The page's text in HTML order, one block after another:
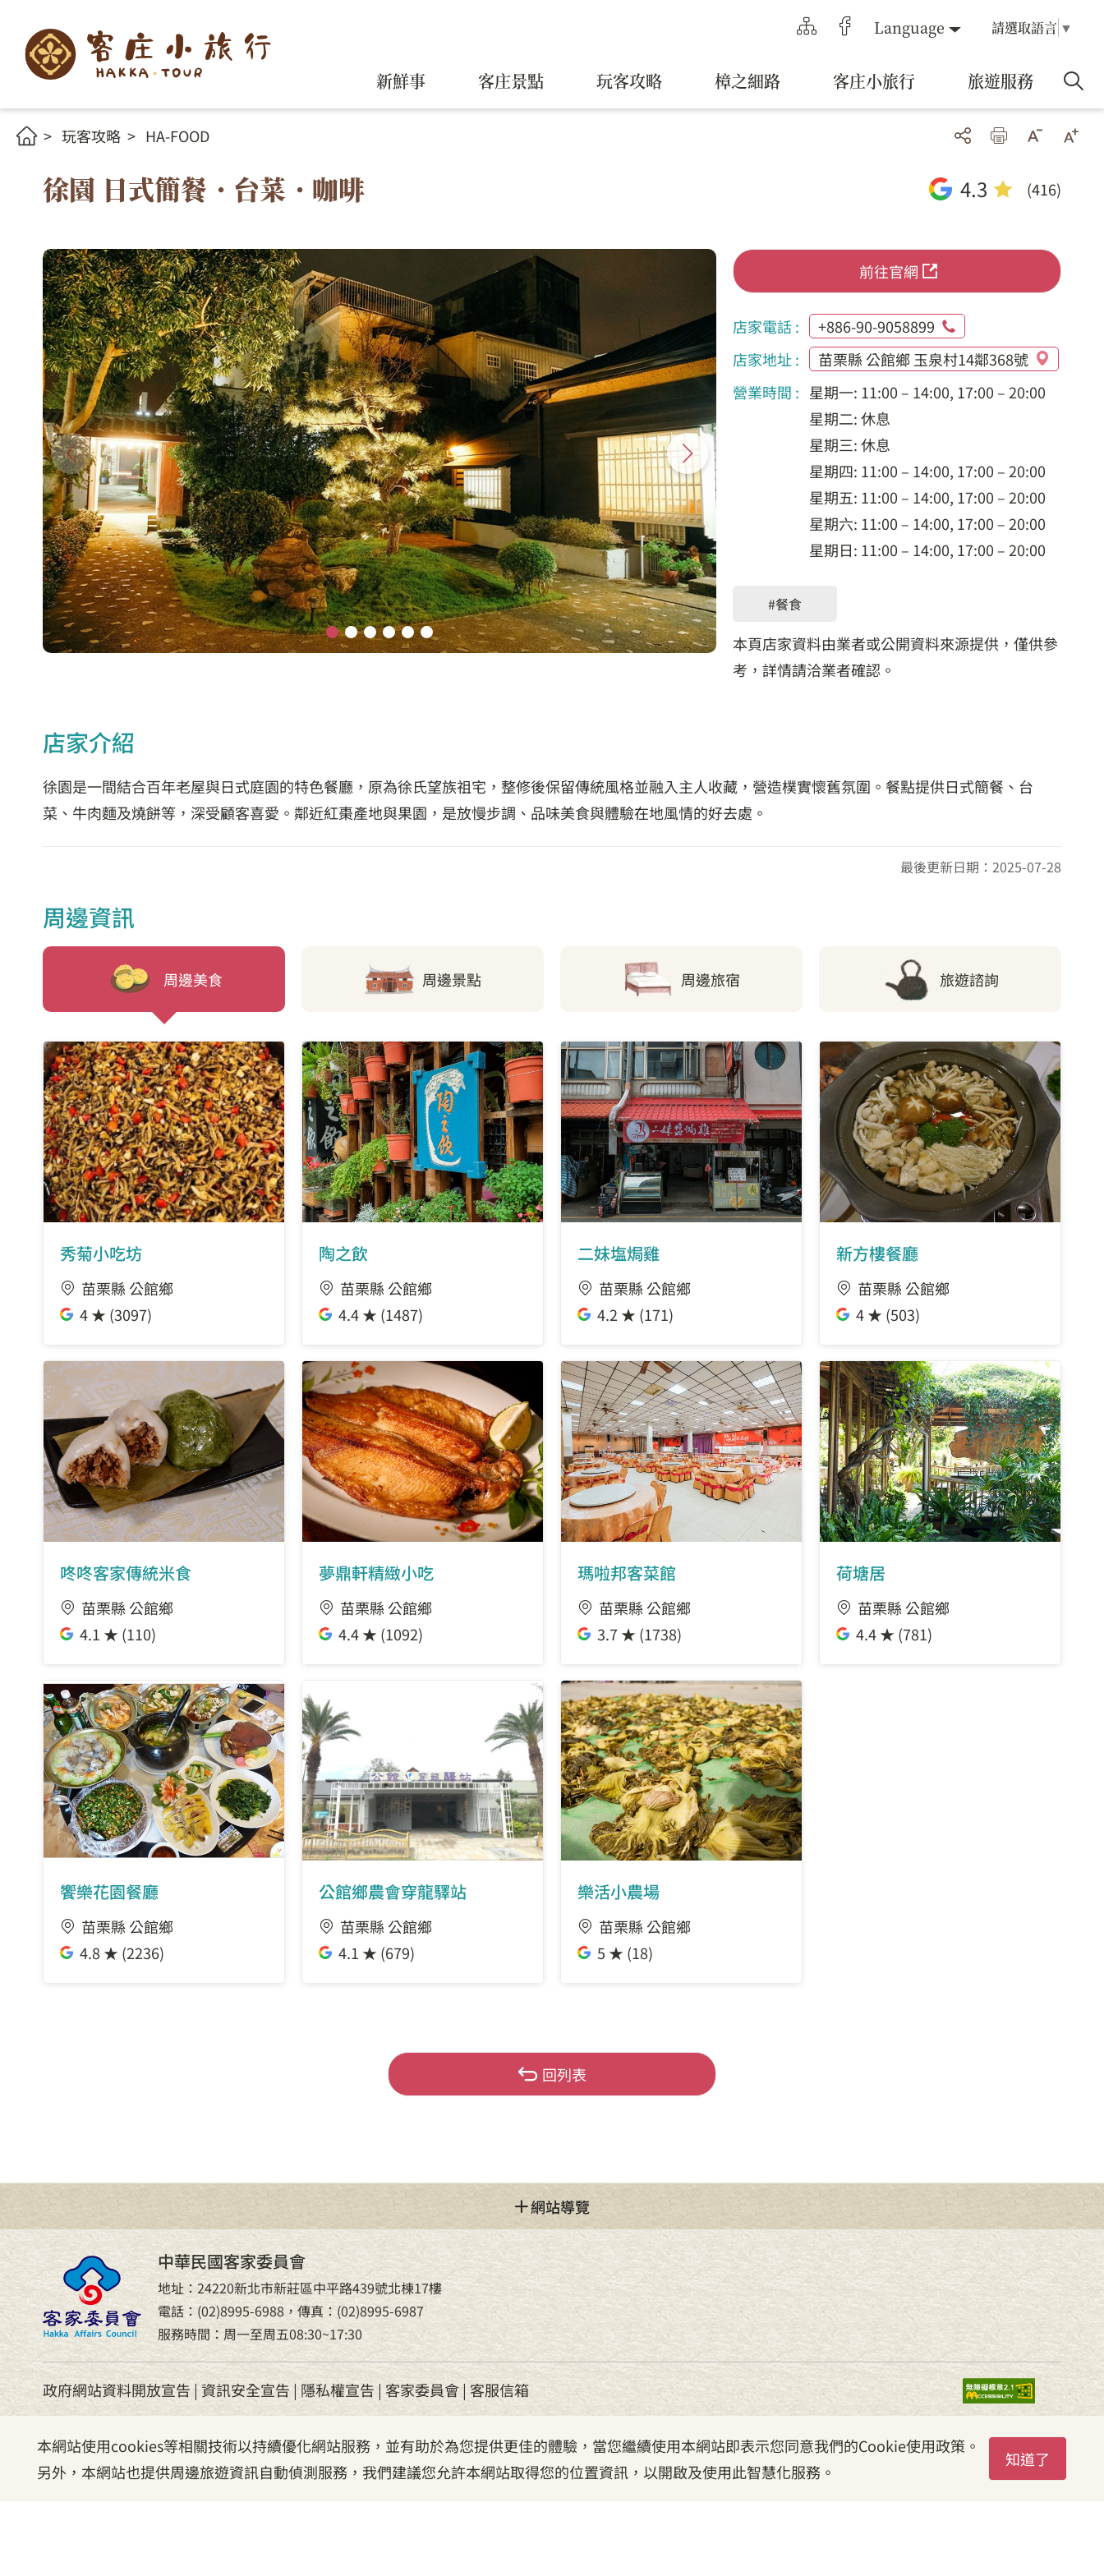
本網站使用cookies等相關技術以持續優化網站服務，並有助於為您提供更佳的體驗，當您繼續使用本網站即表示您同意我們的Cookie使用政策。
另外，本網站也提供周邊旅遊資訊自動偵測服務，我們建議您允許本網站取得您的位置資訊，以開啟及使用此智慧化服務。
知道了
Language 請選取語言 ▼
新鮮事 客庄景點 玩客攻略 樟之細路 客庄小旅行 旅遊服務
玩客攻略 HA-FOOD
徐園 日式簡餐・台菜・咖啡 4.3 (416)
前往官網
店家電話 :
+886-90-9058899
店家地址 :
苗栗縣 公館鄉 玉泉村14鄰368號
營業時間 : 星期一: 11:00 – 14:00, 17:00 – 20:00
星期二: 休息
星期三: 休息
星期四: 11:00 – 14:00, 17:00 – 20:00
星期五: 11:00 – 14:00, 17:00 – 20:00
星期六: 11:00 – 14:00, 17:00 – 20:00
星期日: 11:00 – 14:00, 17:00 – 20:00
#餐食
本頁店家資料由業者或公開資料來源提供，僅供參
考，詳情請洽業者確認。
店家介紹
徐園是一間結合百年老屋與日式庭園的特色餐廳，原為徐氏望族祖宅，整修後保留傳統風格並融入主人收藏，營造樸實懷舊氛圍。餐點提供日式簡餐、台
菜、牛肉麵及燒餅等，深受顧客喜愛。鄰近紅棗產地與果園，是放慢步調、品味美食與體驗在地風情的好去處。
最後更新日期：2025-07-28
周邊資訊
周邊美食 周邊景點 周邊旅宿 旅遊諮詢
秀菊小吃坊
苗栗縣 公館鄉
4 ★ (3097)
陶之飲
苗栗縣 公館鄉
4.4 ★ (1487)
二妹塩焗雞
苗栗縣 公館鄉
4.2 ★ (171)
新方樓餐廳
苗栗縣 公館鄉
4 ★ (503)
咚咚客家傳統米食
苗栗縣 公館鄉
4.1 ★ (110)
夢鼎軒精緻小吃
苗栗縣 公館鄉
4.4 ★ (1092)
瑪啦邦客菜館
苗栗縣 公館鄉
3.7 ★ (1738)
荷塘居
苗栗縣 公館鄉
4.4 ★ (781)
饗樂花園餐廳
苗栗縣 公館鄉
4.8 ★ (2236)
公館鄉農會穿龍驛站
苗栗縣 公館鄉
4.1 ★ (679)
樂活小農場
苗栗縣 公館鄉
5 ★ (18)
回列表
網站導覽
中華民國客家委員會
地址：24220新北市新莊區中平路439號北棟17樓
電話：(02)8995-6988，傳真：(02)8995-6987
服務時間：周一至周五08:30~17:30
政府網站資料開放宣告|資訊安全宣告| 隱私權宣告 | 客家委員會| 客服信箱